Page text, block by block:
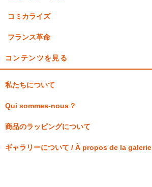
コミカライズ
フランス革命
コンテンツを見る
私たちについて
Qui sommes-nous ?
商品のラッピングについて
ギャラリーについて / À propos de la galerie